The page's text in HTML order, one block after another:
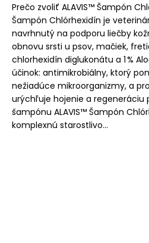
Prečo zvoliť ALAVIS™ Šampón
Šampón Chlórhexidín je
navrhnutý na podporu liečby
obnovu srsti u psov, mačiek,
chlorhexidín diglukonátu a 1 %
účinok: antimikrobiálny, ktorý
nežiadúce mikroorganizmy, a
urýchľuje hojenie a regeneráciu
šampónu ALAVIS™ Šampón
komplexnú starostlivo...
O
d
p
o
r
ú
č
a
m